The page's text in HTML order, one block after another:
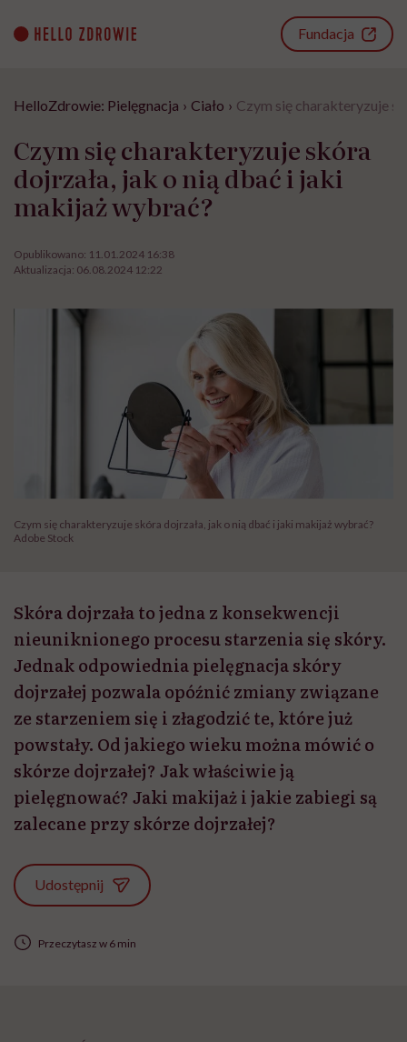
content
Fundacja
HelloZdrowie: Pielęgnacja › Ciało › Czym się charakteryzuje
Czym się charakteryzuje skóra
dojrzała, jak o nią dbać i jaki
makijaż wybrać?
Opublikowano: 11.01.2024 16:38
Aktualizacja: 06.08.2024 12:22
Czym się charakteryzuje skóra dojrzała, jak o nią dbać i jaki makijaż wybrać?
Adobe Stock
Skóra dojrzała to jedna z konsekwencji
nieuniknionego procesu starzenia się skóry.
Jednak odpowiednia pielęgnacja skóry
dojrzałej pozwala opóźnić zmiany związane
ze starzeniem się i złagodzić te, które już
powstały. Od jakiego wieku można mówić o
skórze dojrzałej? Jak właściwie ją
pielęgnować? Jaki makijaż i jakie zabiegi są
zalecane przy skórze dojrzałej?
Udostępnij
Przeczytasz w 6 min